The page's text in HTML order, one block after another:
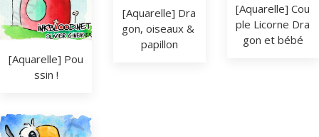
[Aquarelle] Pou
ssin !
[Aquarelle] Dra
gon, oiseaux &
papillon
[Aquarelle] Cou
ple Licorne Dra
gon et bébé